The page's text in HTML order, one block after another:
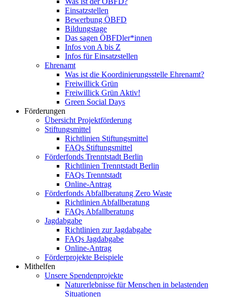
Einsatzstellen
Bewerbung ÖBFD
Bildungstage
Das sagen ÖBFDler*innen
Infos von A bis Z
Infos für Einsatzstellen
Ehrenamt
Was ist die Koordinierungsstelle Ehrenamt?
Freiwillick Grün
Freiwillick Grün Aktiv!
Green Social Days
Förderungen
Übersicht Projektförderung
Stiftungsmittel
Richtlinien Stiftungsmittel
FAQs Stiftungsmittel
Förderfonds Trenntstadt Berlin
Richtlinien Trenntstadt Berlin
FAQs Trenntstadt
Online-Antrag
Förderfonds Abfallberatung Zero Waste
Richtlinien Abfallberatung
FAQs Abfallberatung
Jagdabgabe
Richtlinien zur Jagdabgabe
FAQs Jagdabgabe
Online-Antrag
Förderprojekte Beispiele
Mithelfen
Unsere Spendenprojekte
Naturerlebnisse für Menschen in belastenden
Situationen